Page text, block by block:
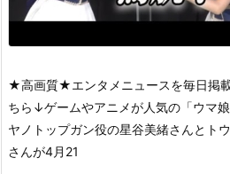
★高画質★エンタメニュースを毎日掲
ちら↓ゲームやアニメが人気の「ウマ
ヤノトップガン役の星谷美緒さんとト
さんが4月21